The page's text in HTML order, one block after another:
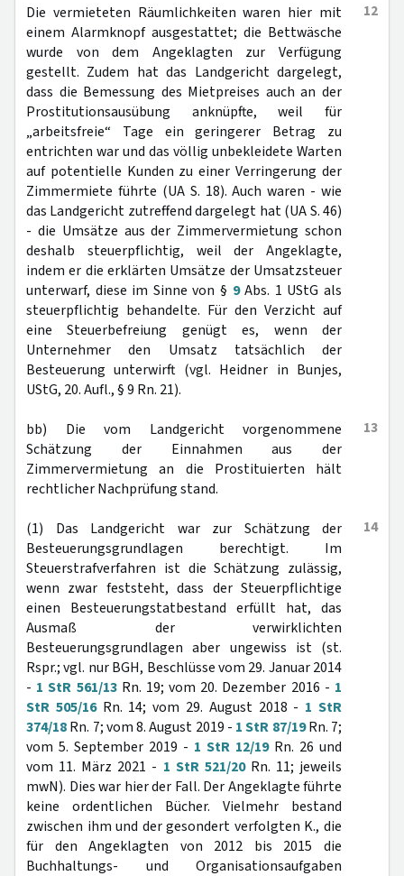
12
Die vermieteten Räumlichkeiten waren hier mit
einem Alarmknopf ausgestattet; die Bettwäsche
wurde von dem Angeklagten zur Verfügung
gestellt. Zudem hat das Landgericht dargelegt,
dass die Bemessung des Mietpreises auch an der
Prostitutionsausübung anknüpfte, weil für
„arbeitsfreie“ Tage ein geringerer Betrag zu
entrichten war und das völlig unbekleidete Warten
auf potentielle Kunden zu einer Verringerung der
Zimmermiete führte (UA S. 18). Auch waren - wie
das Landgericht zutreffend dargelegt hat (UA S. 46)
- die Umsätze aus der Zimmervermietung schon
deshalb steuerpflichtig, weil der Angeklagte,
indem er die erklärten Umsätze der Umsatzsteuer
unterwarf, diese im Sinne von § 9Abs. 1 UStG als
steuerpflichtig behandelte. Für den Verzicht auf
eine Steuerbefreiung genügt es, wenn der
Unternehmer den Umsatz tatsächlich der
Besteuerung unterwirft (vgl. Heidner in Bunjes,
UStG, 20. Aufl., § 9 Rn. 21).
13
bb) Die vom Landgericht vorgenommene
Schätzung der Einnahmen aus der
Zimmervermietung an die Prostituierten hält
rechtlicher Nachprüfung stand.
14
(1) Das Landgericht war zur Schätzung der
Besteuerungsgrundlagen berechtigt. Im
Steuerstrafverfahren ist die Schätzung zulässig,
wenn zwar feststeht, dass der Steuerpflichtige
einen Besteuerungstatbestand erfüllt hat, das
Ausmaß der verwirklichten
Besteuerungsgrundlagen aber ungewiss ist (st.
Rspr.; vgl. nur BGH, Beschlüsse vom 29. Januar 2014
- 1 StR 561/13Rn. 19; vom 20. Dezember 2016 - 1
StR 505/16Rn. 14; vom 29. August 2018 - 1 StR
374/18Rn. 7; vom 8. August 2019 - 1 StR 87/19Rn. 7;
vom 5. September 2019 - 1 StR 12/19Rn. 26 und
vom 11. März 2021 - 1 StR 521/20Rn. 11; jeweils
mwN). Dies war hier der Fall. Der Angeklagte führte
keine ordentlichen Bücher. Vielmehr bestand
zwischen ihm und der gesondert verfolgten K., die
für den Angeklagten von 2012 bis 2015 die
Buchhaltungs- und Organisationsaufgaben